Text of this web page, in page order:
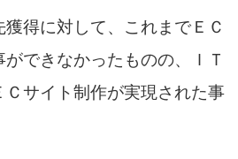
得に対して、これまでＥＣ
できなかったものの、ＩＴ
サイト制作が実現された事